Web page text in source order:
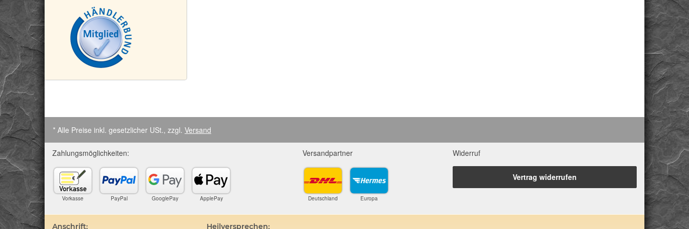
* Alle Preise inkl. gesetzlicher USt., zzgl. Versand
Zahlungsmöglichkeiten:
Vorkasse PayPal GooglePay ApplePay
Versandpartner
Deutschland Europa
Widerruf
Vertrag widerrufen
Anschrift: Heilversprechen: